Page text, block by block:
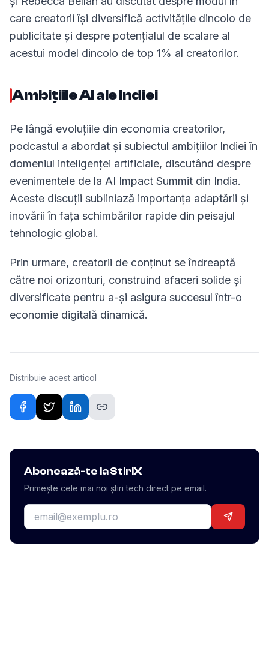
care creatorii își diversifică activitățile dincolo de
publicitate și despre potențialul de scalare al
acestui model dincolo de top 1% al creatorilor.
Ambițiile AI ale Indiei
Pe lângă evoluțiile din economia creatorilor,
podcastul a abordat și subiectul ambițiilor Indiei în
domeniul inteligenței artificiale, discutând despre
evenimentele de la AI Impact Summit din India.
Aceste discuții subliniază importanța adaptării și
inovării în fața schimbărilor rapide din peisajul
tehnologic global.
Prin urmare, creatorii de conținut se îndreaptă
către noi orizonturi, construind afaceri solide și
diversificate pentru a-și asigura succesul într-o
economie digitală dinamică.
Distribuie acest articol
Abonează-te la StiriX
Primește cele mai noi știri tech direct pe email.